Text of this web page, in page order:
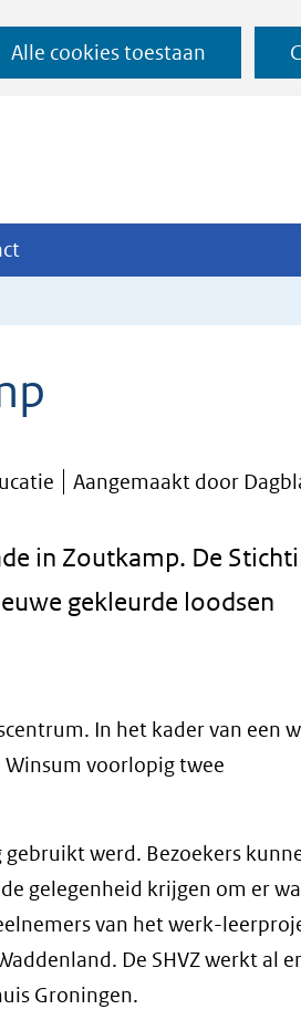
Alle cookies toestaan
Ga
naar
Uitklappen
Aangemaakt door
in Zoutkamp. De
gekleurde loodsen
In het kader van een
voorlopig twee
werd. Bezoekers
gelegenheid krijgen om er
van het werk-
De SHVZ werkt al
Groningen.